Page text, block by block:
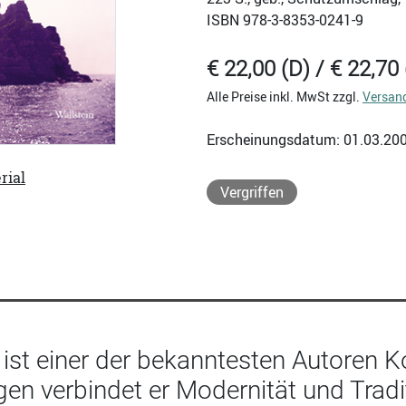
ISBN 978-3-8353-0241-9
€ 22,00 (D) / € 22,70
Alle Preise inkl. MwSt zzgl.
Erscheinungsdatum:
Vergriffen
ist einer der bekanntesten Autoren
verbindet er Modernität und